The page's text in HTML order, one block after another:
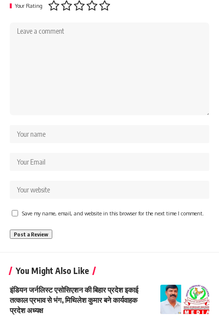
Your Rating
Save my name, email, and website in this browser for the next time I comment.
You Might Also Like
इंडियन जर्नलिस्ट एसोसिएशन की बिहार प्रदेश इकाई
तत्काल प्रभाव से भंग, मिथिलेश कुमार बने कार्यवाहक
प्रदेश अध्यक्ष